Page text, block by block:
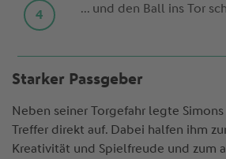
... und den Ball ins Tor
Starker Passgeber
Neben seiner Torgefahr legte
Treffer direkt auf. Dabei halfen ihm
Kreativität und Spielfreude und zum